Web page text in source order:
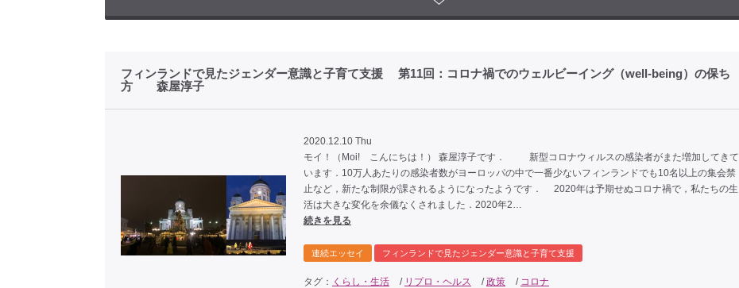
フィンランドで見たジェンダー意識と子育て支援 第11回：コロナ禍でのウェルビーイング（well-being）の保ち
方 森屋淳子
2020.12.10 Thu
モイ！（Moi! こんにちは！） 森屋淳子です． 新型コロナウィルスの感染者がまた増加してきて
います．10万人あたりの感染者数がヨーロッパの中で一番少ないフィンランドでも10名以上の集会禁
止など，新たな制限が課されるようになったようです． 2020年は予期せぬコロナ禍で，私たちの生
活は大きな変化を余儀なくされました．2020年2…
続きを見る
連続エッセイ フィンランドで見たジェンダー意識と子育て支援
タグ： くらし・生活 / リプロ・ヘルス /政策 / コロナ